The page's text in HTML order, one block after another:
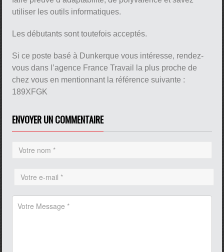
utiliser les outils informatiques.
Les débutants sont toutefois acceptés.
Si ce poste basé à Dunkerque vous intéresse, rendez-
vous dans l’agence France Travail la plus proche de
chez vous en mentionnant la référence suivante :
189XFGK
ENVOYER UN COMMENTAIRE